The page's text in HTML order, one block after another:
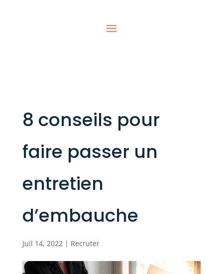
8 conseils pour
faire passer un
entretien
d’embauche
Juil 14, 2022 | Recruter